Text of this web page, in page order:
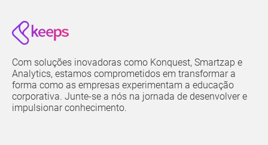
Com soluções inovadoras como Konquest, Smartzap e
Analytics, estamos comprometidos em transformar a
forma como as empresas experimentam a educação
corporativa. Junte-se a nós na jornada de desenvolver e
impulsionar conhecimento.